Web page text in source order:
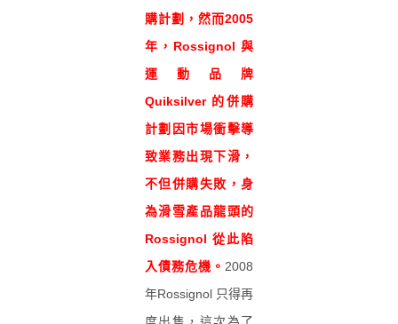
購計劃，然而2005
年，Rossignol 與
運動品牌
Quiksilver 的併購
計劃因市場衝擊導
致業務出現下滑，
不但併購失敗，身
為滑雪產品龍頭的
Rossignol 從此陷
入債務危機。2008
年Rossignol 只得再